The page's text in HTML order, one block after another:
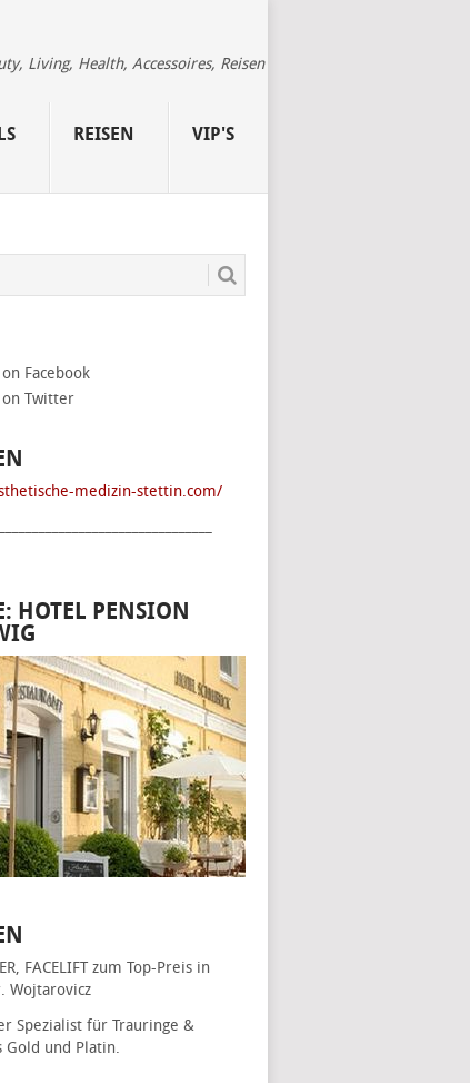
Living, Health, Accessoires, Reisen
REISEN VIP'S
HOTEL PENSION
FACELIFT zum Top-Preis in
Wojtarovicz
Spezialist für Trauringe &
Gold und Platin.